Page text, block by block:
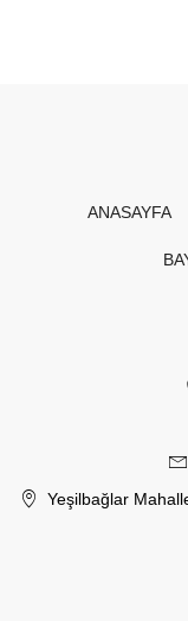
ANASAYFA
Yeşilbağlar